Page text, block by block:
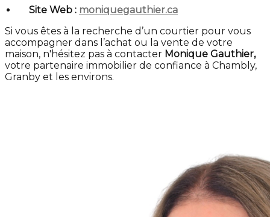
Site Web : moniquegauthier.ca
Si vous êtes à la recherche d’un courtier pour vous
accompagner dans l’achat ou la vente de votre
maison, n'hésitez pas à contacter Monique Gauthier,
votre partenaire immobilier de confiance à Chambly,
Granby et les environs.